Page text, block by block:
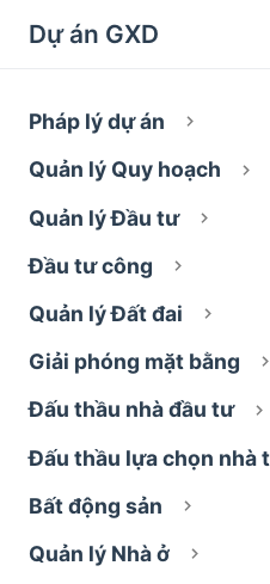
Dự án GXD
Pháp lý dự án
Quản lý Quy hoạch
Quản lý Đầu tư
Đầu tư công
Quản lý Đất đai
Giải phóng mặt bằng
Đấu thầu nhà đầu tư
Đấu thầu lựa chọn nhà
Bất động sản
Quản lý Nhà ở